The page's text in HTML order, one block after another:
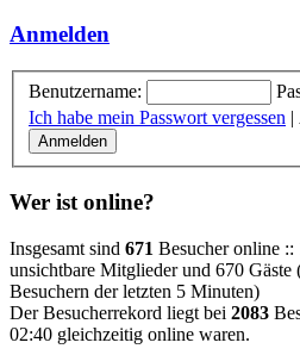
Anmelden
Benutzername:
Ich habe mein Passwort vergessen |
Wer ist online?
Insgesamt sind 671 Besucher online
unsichtbare Mitglieder und 670 Gäste
Besuchern der letzten 5 Minuten)
Der Besucherrekord liegt bei 2083
02:40 gleichzeitig online waren.